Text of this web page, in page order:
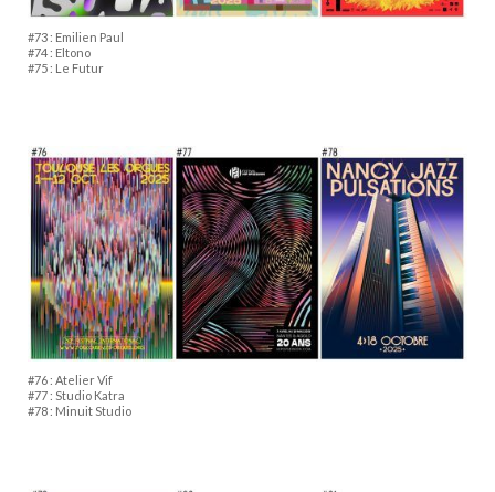
#73 : Emilien Paul
#74 : Eltono
#75 : Le Futur
#76 : Atelier Vif
#77 : Studio Katra
#78 : Minuit Studio